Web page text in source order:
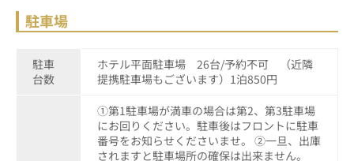
駐車場
駐車
台数
ホテル平面駐車場 26台/予約不可 （近隣
提携駐車場もございます）1泊850円
①第1駐車場が満車の場合は第2、第3駐車場
にお回りください。駐車後はフロントに駐車
番号をお知らせくださいませ。 ②一旦、出庫
されますと駐車場所の確保は出来ません。